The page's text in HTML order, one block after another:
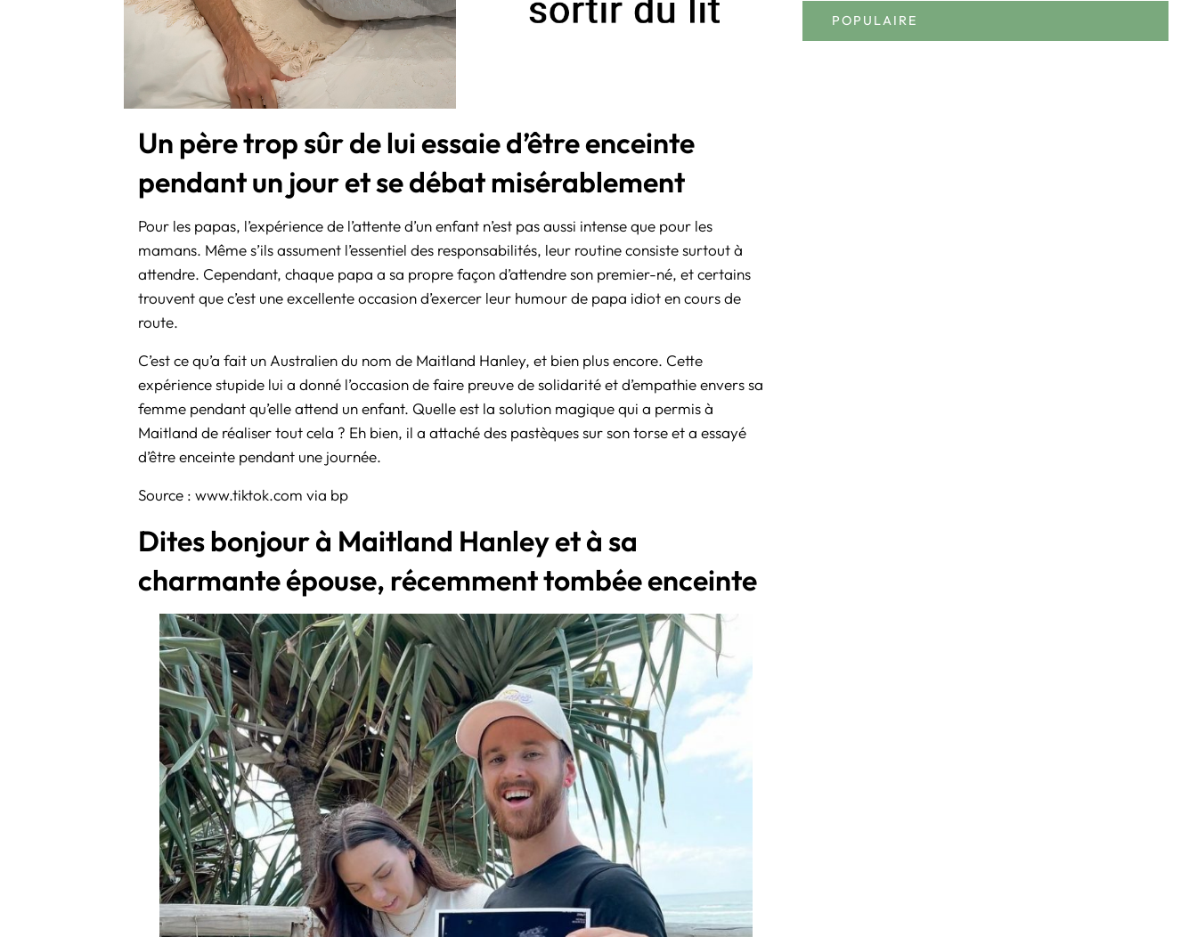
Un père trop sûr de lui essaie d’être enceinte
pendant un jour et se débat misérablement
Pour les papas, l’expérience de l’attente d’un enfant n’est pas aussi intense que pour les
mamans. Même s’ils assument l’essentiel des responsabilités, leur routine consiste surtout à
attendre. Cependant, chaque papa a sa propre façon d’attendre son premier-né, et certains
trouvent que c’est une excellente occasion d’exercer leur humour de papa idiot en cours de
route.
C’est ce qu’a fait un Australien du nom de Maitland Hanley, et bien plus encore. Cette
expérience stupide lui a donné l’occasion de faire preuve de solidarité et d’empathie envers sa
femme pendant qu’elle attend un enfant. Quelle est la solution magique qui a permis à
Maitland de réaliser tout cela ? Eh bien, il a attaché des pastèques sur son torse et a essayé
d’être enceinte pendant une journée.
Source : www.tiktok.com via bp
Dites bonjour à Maitland Hanley et à sa
charmante épouse, récemment tombée enceinte
POPULAIRE